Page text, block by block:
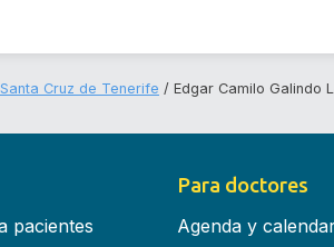
Cruz de Tenerife Edgar Camilo Galindo
pacientes
Para doctores
Agenda y